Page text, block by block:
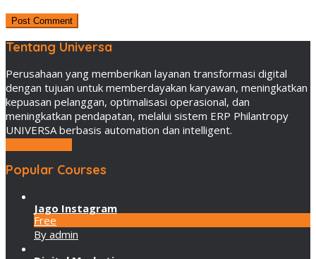
Tentang Universa
Perusahaan yang memberikan layanan transformasi digital
dengan tujuan untuk memberdayakan karyawan, meningkatkan
kepuasan pelanggan, optimalisasi operasional, dan
meningkatkan pendapatan, melalui sistem ERP Philantropy
UNIVERSA berbasis automation dan intelligent.
Popular Courses
Jago Instagram
Free
By admin